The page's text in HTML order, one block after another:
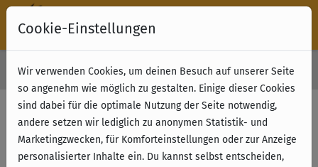
Kostenloser Versand & Retoure ab 49 € (innerhalb Deutschlands)
Cookie-Einstellungen
Wir verwenden Cookies, um deinen Besuch auf unserer Seite
so angenehm wie möglich zu gestalten. Einige dieser Cookies
sind dabei für die optimale Nutzung der Seite notwendig,
andere setzen wir lediglich zu anonymen Statistik- und
Marketingzwecken, für Komforteinstellungen oder zur Anzeige
personalisierter Inhalte ein. Du kannst selbst entscheiden,